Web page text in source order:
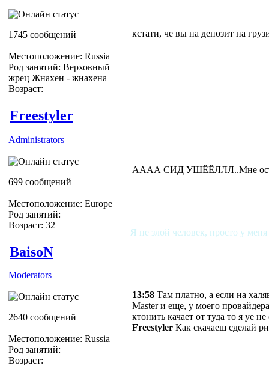
1745 сообщений
Местоположение: Russia
Род занятий: Верховный
жрец Жнахен - жнахена
Возраст:
кстати, че вы на депозит на
Freestyler
Administrators
699 сообщений
Местоположение: Europe
Род занятий:
Возраст: 32
АААА СИД УШЁЁЛЛЛ..Мне
Я не злой человек, просто у
BaisoN
Moderators
2640 сообщений
Местоположение: Russia
Род занятий:
Возраст:
13:58 Там платно, а если на
Master и еще, у моего
ктонить качает от туда то я уе
Freestyler Как скачаеш сделай